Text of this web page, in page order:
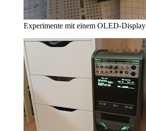
Experimente mit einem OLED-Display